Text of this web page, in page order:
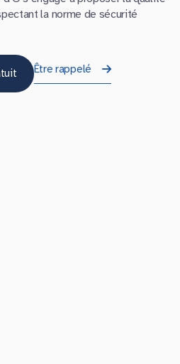
la norme de sécurité
Être rappelé